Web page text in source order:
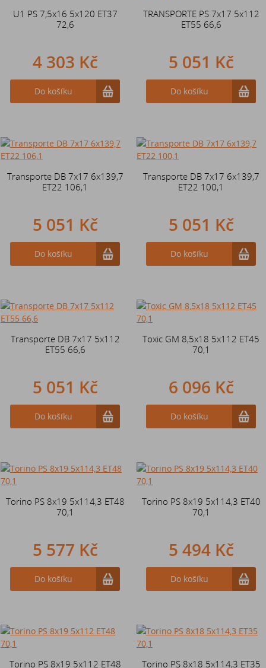
U1 PS 7,5x16 5x120 ET37
72,6
4 303 Kč
Do košíku
TRANSPORTE PS 7x17 5x112
ET55 66,6
5 051 Kč
Do košíku
Transporte DB 7x17 6x139,7
ET22 106,1
5 051 Kč
Do košíku
Transporte DB 7x17 6x139,7
ET22 100,1
5 051 Kč
Do košíku
Transporte DB 7x17 5x112
ET55 66,6
5 051 Kč
Do košíku
Toxic GM 8,5x18 5x112 ET45
70,1
6 096 Kč
Do košíku
Torino PS 8x19 5x114,3 ET48
70,1
5 577 Kč
Do košíku
Torino PS 8x19 5x114,3 ET40
70,1
5 494 Kč
Do košíku
Torino PS 8x19 5x112 ET48 Torino PS 8x18 5x114,3 ET35